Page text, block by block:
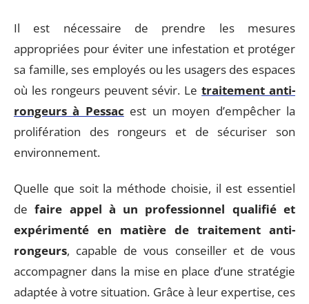
Il est nécessaire de prendre les mesures
appropriées pour éviter une infestation et protéger
sa famille, ses employés ou les usagers des espaces
où les rongeurs peuvent sévir. Letraitement anti-
rongeurs à Pessac est un moyen d’empêcher la
prolifération des rongeurs et de sécuriser son
environnement.
Quelle que soit la méthode choisie, il est essentiel
defaire appel à un professionnel qualifié et
expérimenté en matière de traitement anti-
rongeurs, capable de vous conseiller et de vous
accompagner dans la mise en place d’une stratégie
adaptée à votre situation. Grâce à leur expertise, ces